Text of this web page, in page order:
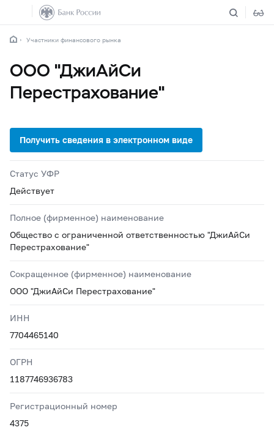
Участники финансового рынка
ООО "ДжиАйСи
Перестрахование"
Статус УФР
Действует
Полное (фирменное) наименование
Общество с ограниченной ответственностью "ДжиАйСи
Перестрахование"
Сокращенное (фирменное) наименование
ООО "ДжиАйСи Перестрахование"
ИНН
7704465140
ОГРН
1187746936783
Регистрационный номер
4375